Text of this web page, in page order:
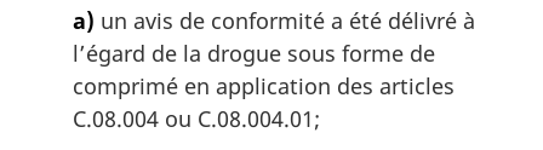
a) un avis de conformité a été délivré à
l’égard de la drogue sous forme de
comprimé en application des articles
C.08.004 ou C.08.004.01;